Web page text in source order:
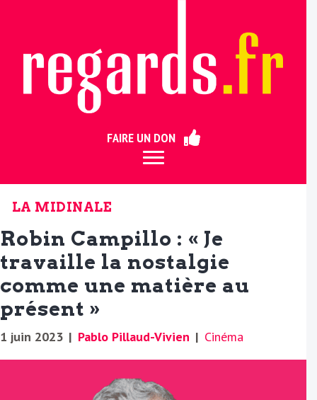
FAIRE UN DON
LA MIDINALE
Robin Campillo : « Je
travaille la nostalgie
comme une matière au
présent »
1 juin 2023 | Pablo Pillaud-Vivien | Cinéma